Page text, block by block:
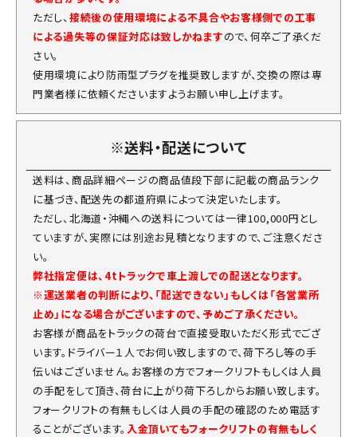
ただし、接続後の使用環境による不具合やお客様側での工事
による過失等の保証対応は致しかねますので、何卒ご了承くだ
さい。
使用環境により防雨型プラグを推奨致しますが、交換の際は専
門業者様に依頼くださいますようお願い申し上げます。
※送料・配送について
送料は、商品詳細ページの商品値段下部に記載の商品ランク
に基づき、配送先の都道府県によって決定いたします。
ただし、北海道・沖縄への送料については一律100,000円とし
ていますが、実際には別途お見積となりますので、ご注意くださ
い。
弊社指定便は、4tトラックで車上渡しでの配送となります。
※運送業者の判断により、「配送できない」もしくは「各営業所
止め」になる場合がございますので、予めご了承ください。
お客様が商品をトラックの荷台で直接受取いただく形式でござ
います。ドライバー１人でお伺い致しますので、荷下ろし等の手
伝いはございません。お客様の方でフォークリフトもしくは人員
の手配をして頂き、荷台に上がり荷下ろしからお願い致します。
フォークリフトの有無もしくは人員の手配の確認のため電話す
ることがございます。 入金頂いてもフォークリフトの有無もしく